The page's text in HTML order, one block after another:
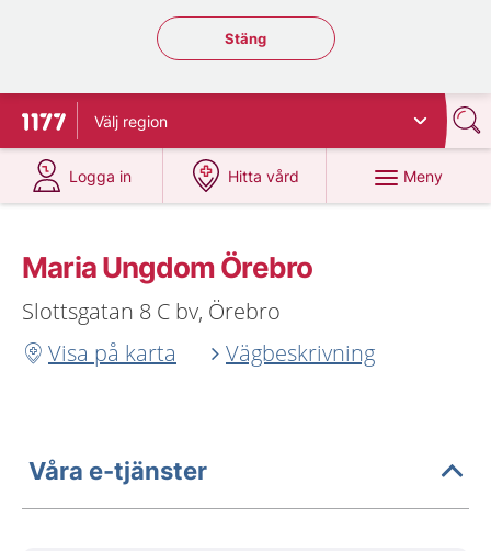
Stäng regionsväljaren
Stäng
Till startsidan för 1177
Välj region
Logga in
på 1177.se
Hitta vård
på 1177.se
Meny
Maria Ungdom Örebro
Slottsgatan 8 C bv, Örebro
Visa på karta
Vägbeskrivning
Våra e-tjänster